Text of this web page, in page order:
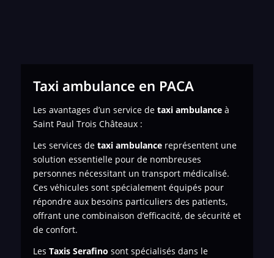
Taxi ambulance en PACA
Les avantages d’un service de taxi ambulance à
Saint Paul Trois Châteaux :
Les services de taxi ambulance représentent une
solution essentielle pour de nombreuses
personnes nécessitant un transport médicalisé.
Ces véhicules sont spécialement équipés pour
répondre aux besoins particuliers des patients,
offrant une combinaison d’efficacité, de sécurité et
de confort.
Les Taxis Serafino sont spécialisés dans le